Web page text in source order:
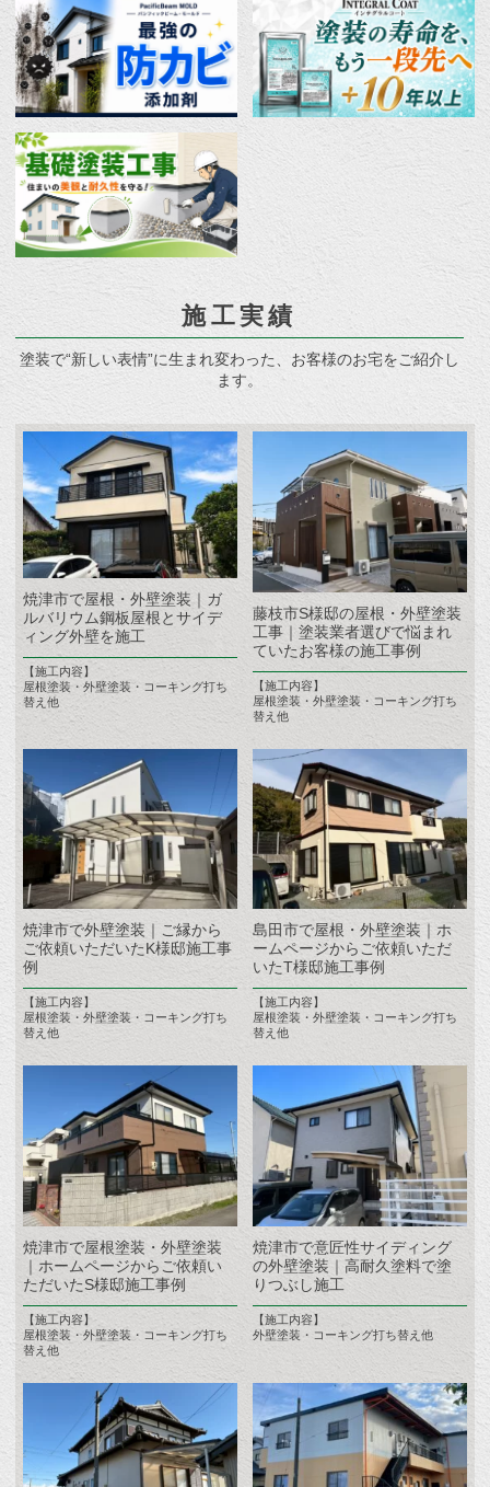
施工実績
塗装で“新しい表情”に生まれ変わった、お客様のお宅をご紹介し
ます。
焼津市で屋根・外壁塗装｜ガ
ルバリウム鋼板屋根とサイデ
ィング外壁を施工
【施工内容】
屋根塗装・外壁塗装・コーキング打ち
替え他
藤枝市S様邸の屋根・外壁塗装
工事｜塗装業者選びで悩まれ
ていたお客様の施工事例
【施工内容】
屋根塗装・外壁塗装・コーキング打ち
替え他
焼津市で外壁塗装｜ご縁から
ご依頼いただいたK様邸施工事
例
【施工内容】
屋根塗装・外壁塗装・コーキング打ち
替え他
島田市で屋根・外壁塗装｜ホ
ームページからご依頼いただ
いたT様邸施工事例
【施工内容】
屋根塗装・外壁塗装・コーキング打ち
替え他
焼津市で屋根塗装・外壁塗装
｜ホームページからご依頼い
ただいたS様邸施工事例
【施工内容】
屋根塗装・外壁塗装・コーキング打ち
替え他
焼津市で意匠性サイディング
の外壁塗装｜高耐久塗料で塗
りつぶし施工
【施工内容】
外壁塗装・コーキング打ち替え他